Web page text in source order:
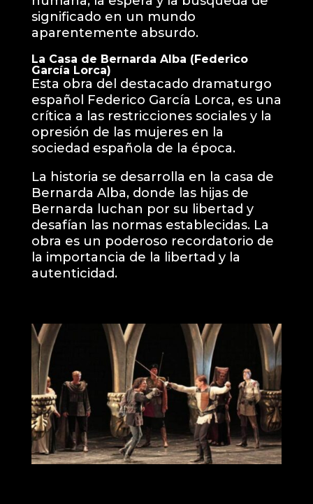
significado en un mundo
aparentemente absurdo.
La Casa de Bernarda Alba (Federico
García Lorca)
Esta obra del destacado dramaturgo
español Federico García Lorca, es una
crítica a las restricciones sociales y la
opresión de las mujeres en la
sociedad española de la época.
La historia se desarrolla en la casa de
Bernarda Alba, donde las hijas de
Bernarda luchan por su libertad y
desafían las normas establecidas. La
obra es un poderoso recordatorio de
la importancia de la libertad y la
autenticidad.